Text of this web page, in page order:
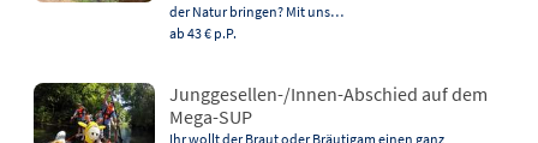
der Natur bringen? Mit uns…
ab 43 € p.P.
Junggesellen-/Innen-Abschied auf dem
Mega-SUP
Ihr wollt der Braut oder Bräutigam einen ganz